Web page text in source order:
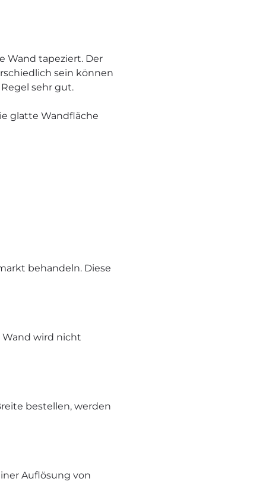
Wand tapeziert. Der
sein können
sehr gut.
glatte Wandfläche
behandeln. Diese
Wand wird nicht
bestellen, werden
Auflösung von